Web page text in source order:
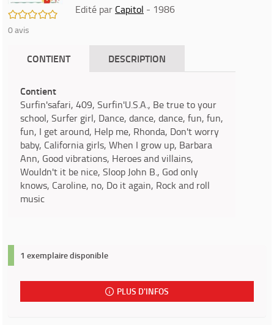
/5
0avis
Edité par Capitol - 1986
CONTIENT DESCRIPTION
Contient
Surfin'safari, 409, Surfin'U.S.A., Be true to your
school, Surfer girl, Dance, dance, dance, fun, fun,
fun, I get around, Help me, Rhonda, Don't worry
baby, California girls, When I grow up, Barbara
Ann, Good vibrations, Heroes and villains,
Wouldn't it be nice, Sloop John B., God only
knows, Caroline, no, Do it again, Rock and roll
music
1 exemplaire disponible
PLUS D'INFOS